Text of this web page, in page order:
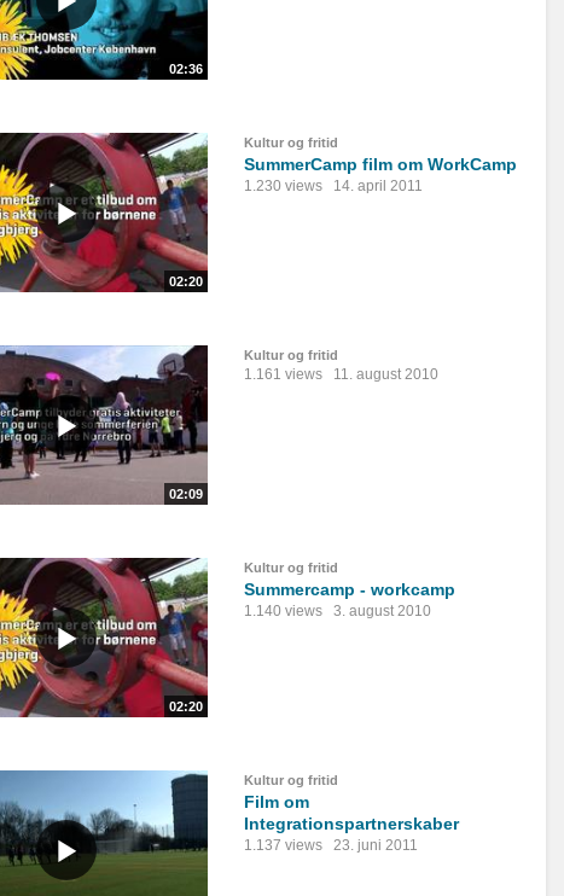
02:36
02:20
Kultur og fritid
SummerCamp film om WorkCamp
1.230 views 14. april 2011
02:09
Kultur og fritid
1.161 views 11. august 2010
02:20
Kultur og fritid
Summercamp - workcamp
1.140 views 3. august 2010
Kultur og fritid
Film om
Integrationspartnerskaber
1.137 views 23. juni 2011